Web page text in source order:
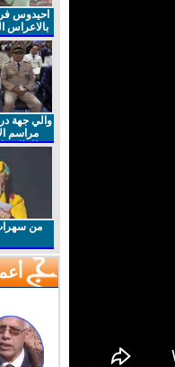
احيدوس
بالاعراس
والي جهة
مراسم
الملكي
من سهرات